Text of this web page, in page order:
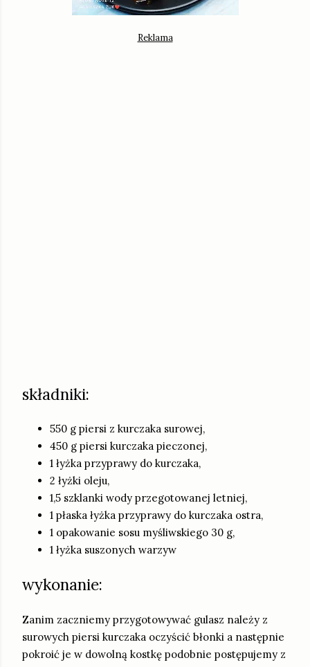
składniki:
550 g piersi z kurczaka surowej,
450 g piersi kurczaka pieczonej,
1 łyżka przyprawy do kurczaka,
2 łyżki oleju,
1,5 szklanki wody przegotowanej letniej,
1 płaska łyżka przyprawy do kurczaka ostra,
1 opakowanie sosu myśliwskiego 30 g,
1 łyżka suszonych warzyw
wykonanie:
Zanim zaczniemy przygotowywać gulasz należy z
surowych piersi kurczaka oczyścić błonki a następnie
pokroić je w dowolną kostkę podobnie postępujemy z